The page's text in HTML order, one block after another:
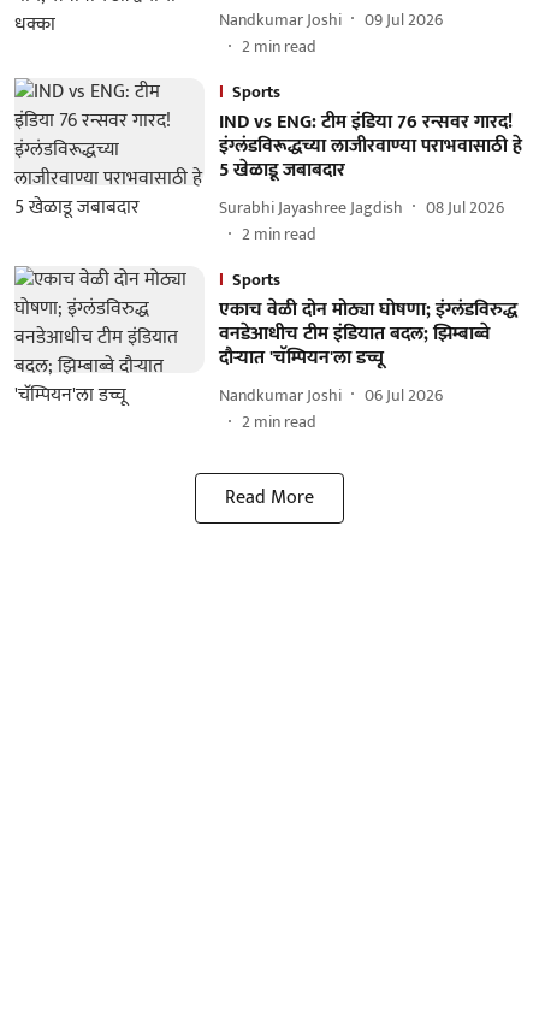
Nandkumar Joshi
09 Jul 2026
2min read
Sports
IND vs ENG: टीम इंडिया 76 रन्सवर गारद!
इंग्लंडविरूद्धच्या लाजीरवाण्या पराभवासाठी हे
5 खेळाडू जबाबदार
Surabhi Jayashree Jagdish
08 Jul 2026
2min read
Sports
एकाच वेळी दोन मोठ्या घोषणा; इंग्लंडविरुद्ध
वनडेआधीच टीम इंडियात बदल; झिम्बाब्वे
दौऱ्यात 'चॅम्पियन'ला डच्चू
Nandkumar Joshi
06 Jul 2026
2min read
Read More